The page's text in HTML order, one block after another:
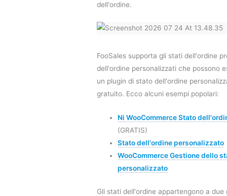
dell'ordine.
FooSales supporta gli stati dell'ordine
dell'ordine personalizzati che possono
un plugin di stato dell'ordine
gratuito. Ecco alcuni esempi popolari:
Ni WooCommerce Stato
(GRATIS)
Stato dell'ordine personalizzato
WooCommerce Gestione dello
personalizzato
Gli stati dell'ordine appartengono a